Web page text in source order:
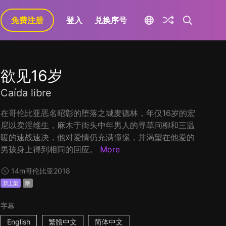
免费注册 登入 兑换序号
欲见16岁
Caída libre
在哥伦比亚恶名昭彰的堕落之城麦德林，年仅16岁的宏
尼以卖淫维生，麻木于街头中年男人的寻草问柳和三温
暖的速战速决，他对爱情仍充满憧憬，并渴望在他爱的
男孩身上得到相同的回应。
More
14m哥伦比亚2018
新上架 限
字幕
English
繁體中文 简体中文